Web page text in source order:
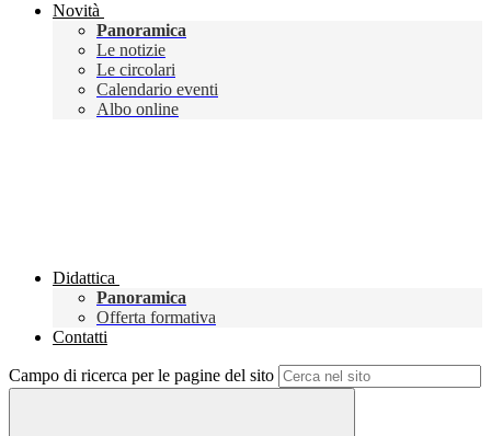
Novità
Panoramica
Le notizie
Le circolari
Calendario eventi
Albo online
Didattica
Panoramica
Offerta formativa
Contatti
Campo di ricerca per le pagine del sito